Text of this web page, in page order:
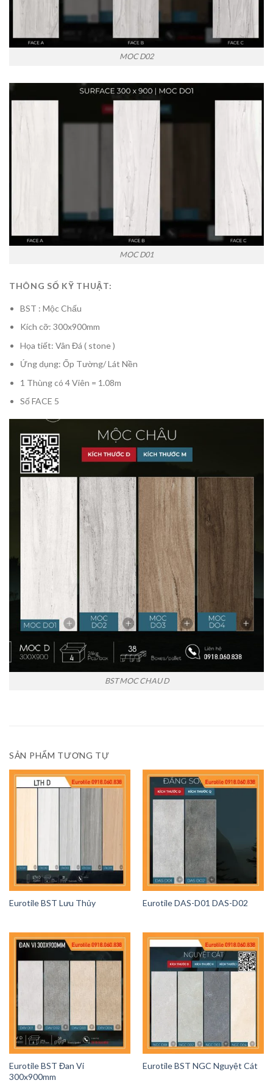
MOC D02
MOC D01
THÔNG SỐ KỸ THUẬT:
BST : Mộc Chấu
Kích cỡ: 300x900mm
Họa tiết: Vân Đá ( stone )
Ứng dụng: Ốp Tường/ Lát Nền
1 Thùng có 4 Viên = 1.08m
Số FACE 5
BST MOC CHAU D
SẢN PHẨM TƯƠNG TỰ
Eurotile BST Lưu Thủy Eurotile DAS-D01 DAS-D02
Eurotile BST Đan Vi
300x900mm
Eurotile BST NGC Nguyệt Cát